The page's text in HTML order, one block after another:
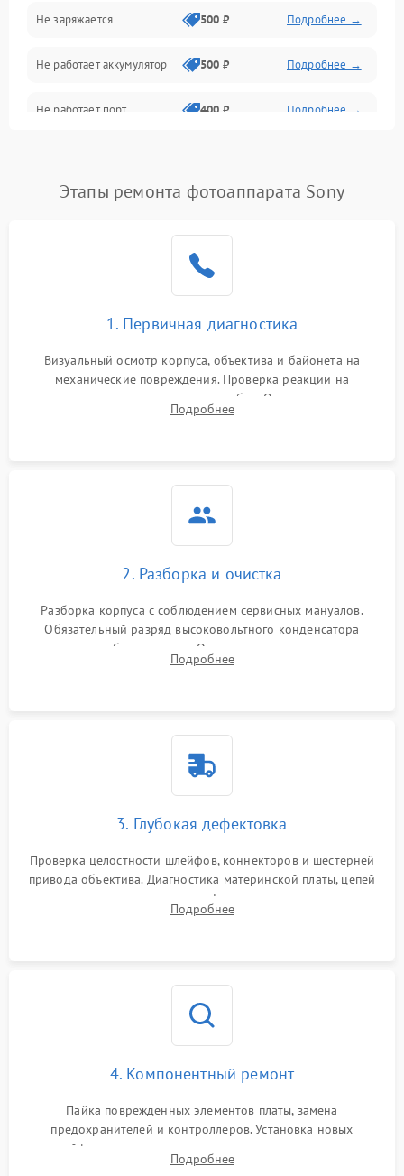
Объективы
Программные сбои
Коммуникации и интерфейсы
Не заряжается 500 ₽ Подробнее →
Не работает аккумулятор 500 ₽ Подробнее →
Не работает порт 400 ₽ Подробнее →
Этапы ремонта фотоаппарата Sony
1. Первичная диагностика
Визуальный осмотр корпуса, объектива и байонета на
механические повреждения. Проверка реакции на
включение, считывание кодов ошибок. Оценка состояния
матрицы и затвора, проверка работы автофокуса и вспышки.
Подробнее
2. Разборка и очистка
Разборка корпуса с соблюдением сервисных мануалов.
Обязательный разряд высоковольтного конденсатора
вспышки для безопасности. Очистка внутренних узлов от
пыли, песка и следов влаги с помощью спецсредств.
Подробнее
3. Глубокая дефектовка
Проверка целостности шлейфов, коннекторов и шестерней
привода объектива. Диагностика материнской платы, цепей
питания и картоприемника. Тестирование механизма
затвора и блока внутрикамерной стабилизации.
Подробнее
4. Компонентный ремонт
Пайка поврежденных элементов платы, замена
предохранителей и контроллеров. Установка новых
шлейфов, дисплея, механизма затвора или двигателя
автофокуса. Восстановление геометрии тубуса объектива
Подробнее